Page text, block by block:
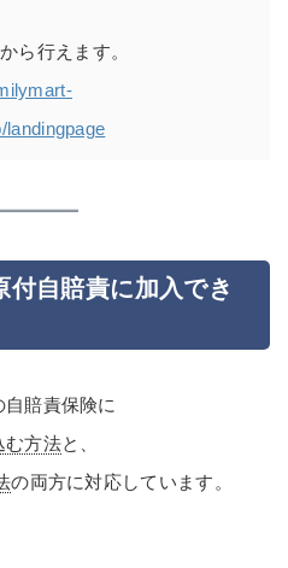
ら行えます。
landingpage
付自賠責に加入でき
賠責保険に
む方法と、
の両方に対応しています。